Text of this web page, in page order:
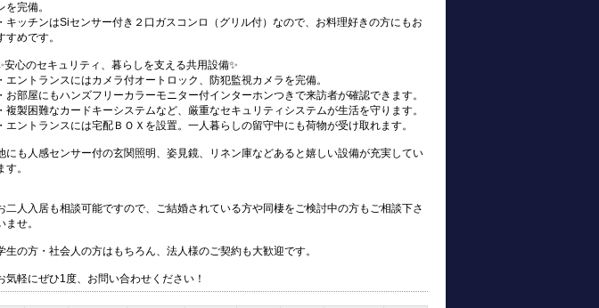
を完備。
・キッチンはSiセンサー付き２口ガスコンロ（グリル付）なので、お料理好きの方にもお
すめです。
安心のセキュリティ、暮らしを支える共用設備✨
・エントランスにはカメラ付オートロック、防犯監視カメラを完備。
・お部屋にもハンズフリーカラーモニター付インターホンつきで来訪者が確認できます。
・複製困難なカードキーシステムなど、厳重なセキュリティシステムが生活を守ります。
・エントランスには宅配ＢＯＸを設置。一人暮らしの留守中にも荷物が受け取れます。
にも人感センサー付の玄関照明、姿見鏡、リネン庫などあると嬉しい設備が充実してい
す。
二人入居も相談可能ですので、ご結婚されている方や同棲をご検討中の方もご相談下さ
ませ。
生の方・社会人の方はもちろん、法人様のご契約も大歓迎です。
気軽にぜひ1度、お問い合わせください！